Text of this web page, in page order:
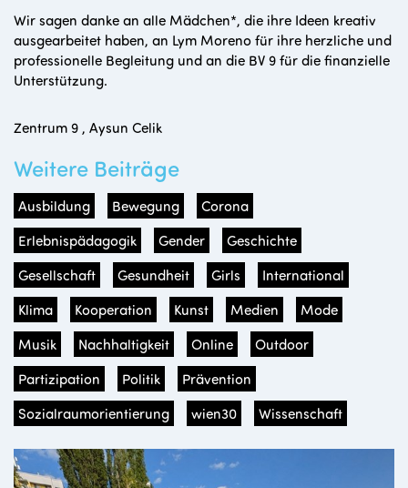
Wir sagen danke an alle Mädchen*, die ihre Ideen kreativ
ausgearbeitet haben, an Lym Moreno für ihre herzliche und
professionelle Begleitung und an die BV 9 für die finanzielle
Unterstützung.
Zentrum 9 , Aysun Celik
Weitere Beiträge
Ausbildung Bewegung
Corona
Erlebnispädagogik
Gender
Geschichte
Gesellschaft
Gesundheit Girls
International
Klima
Kooperation Kunst Medien
Mode
Musik
Nachhaltigkeit Online
Outdoor
Partizipation
Politik
Prävention
Sozialraumorientierung
wien30 Wissenschaft